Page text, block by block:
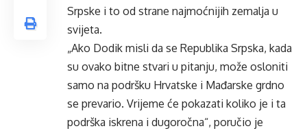
Srpske i to od strane najmoćnijih zemalja u
svijeta.
„Ako Dodik misli da se Republika Srpska, kada
su ovako bitne stvari u pitanju, može osloniti
samo na podršku Hrvatske i Mađarske grdno
se prevario. Vrijeme će pokazati koliko je i ta
podrška iskrena i dugoročna“, poručio je